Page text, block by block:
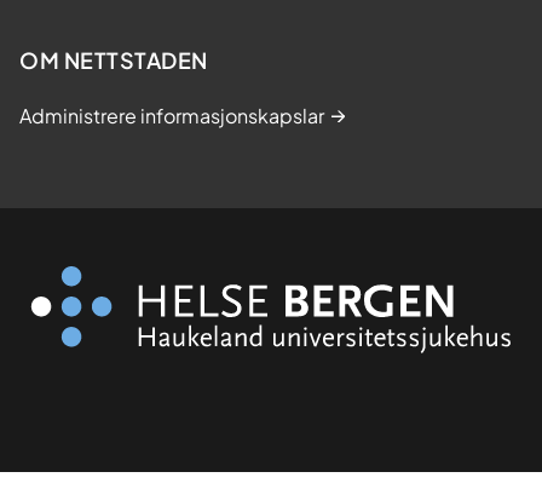
OM NETTSTADEN
Administrere informasjonskapslar